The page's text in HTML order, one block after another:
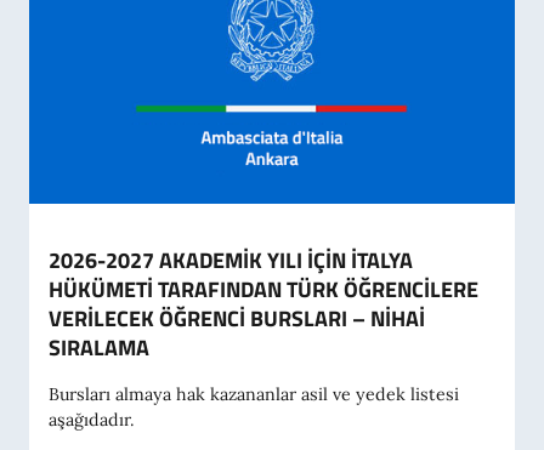
2026-2027 AKADEMİK YILI İÇİN İTALYA
HÜKÜMETİ TARAFINDAN TÜRK ÖĞRENCİLERE
VERİLECEK ÖĞRENCİ BURSLARI – NİHAİ
SIRALAMA
Bursları almaya hak kazananlar asil ve yedek listesi
aşağıdadır.